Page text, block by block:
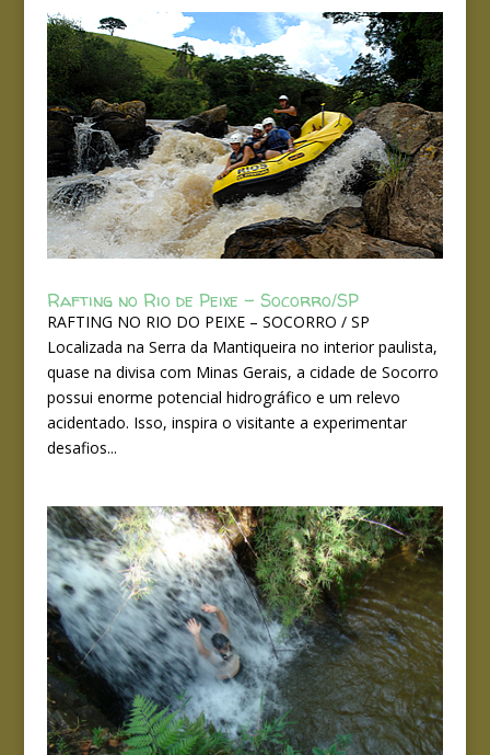
Rafting no Rio de Peixe – Socorro/SP
RAFTING NO RIO DO PEIXE – SOCORRO / SP
Localizada na Serra da Mantiqueira no interior paulista,
quase na divisa com Minas Gerais, a cidade de Socorro
possui enorme potencial hidrográfico e um relevo
acidentado. Isso, inspira o visitante a experimentar
desafios...